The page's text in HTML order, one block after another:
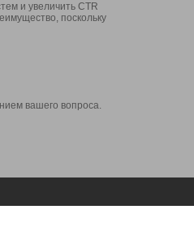
и увеличить CTR
поскольку
вашего вопроса.